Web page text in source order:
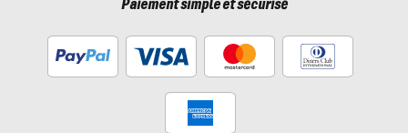
Paiement simple et sécurisé